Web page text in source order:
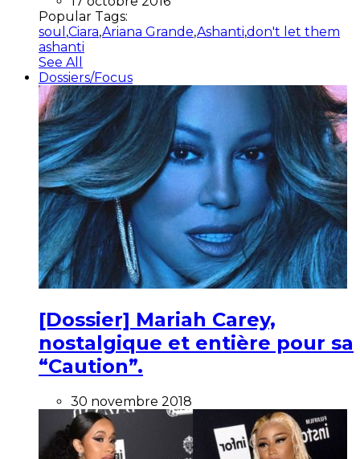
Popular Tags:
soul ,Ciara,Ariana Grande,Ashanti,don't let them
ashanti
See All
Dossiers/Focus
[Dossier] Mariah Carey,
nostalgique et entière pour sa
“Caution”.
30 novembre 2018